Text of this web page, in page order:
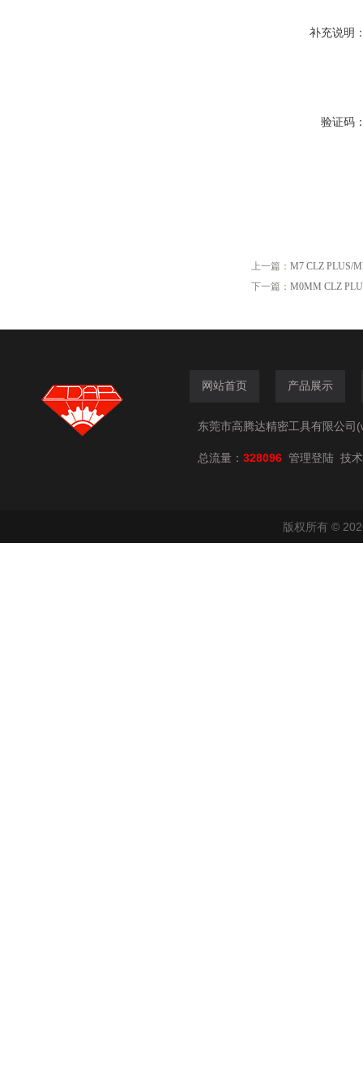
补充说明
验证码
上一篇： M7 CLZ PLUS/
下一篇： M0MM CLZ
网站首页 产品展示
东莞市高腾达精密工具有限公司
总流量： 328096 管理登陆 技
版权所有 ©